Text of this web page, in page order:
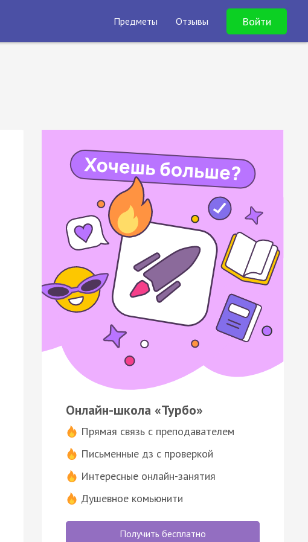
Предметы Отзывы Войти
Онлайн-школа «Турбо»
Прямая связь с преподавателем
Письменные дз с проверкой
Интересные онлайн-занятия
Душевное комьюнити
Получить бесплатно